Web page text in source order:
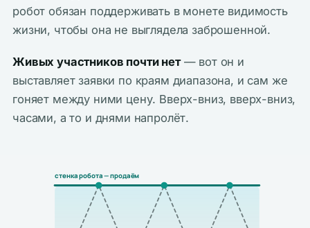
робот обязан поддерживать в монете видимость
жизни, чтобы она не выглядела заброшенной.
Живых участников почти нет— вот он и
выставляет заявки по краям диапазона, и сам же
гоняет между ними цену. Вверх-вниз, вверх-вниз,
часами, а то и днями напролёт.
стенка робота — продаём